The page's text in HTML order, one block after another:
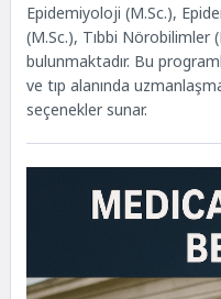
Epidemiyoloji (M.Sc.),
(M.Sc.), Tıbbi Nörobilimler
bulunmaktadır. Bu
ve tıp alanında
seçenekler sunar.